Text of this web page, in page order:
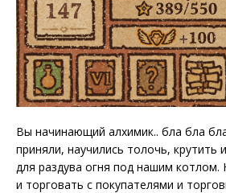
Вы начинающий алхимик.. бла бла
приняли, научились толочь, крутить
для раздува огня под нашим котлом.
и торговать с покупателями и